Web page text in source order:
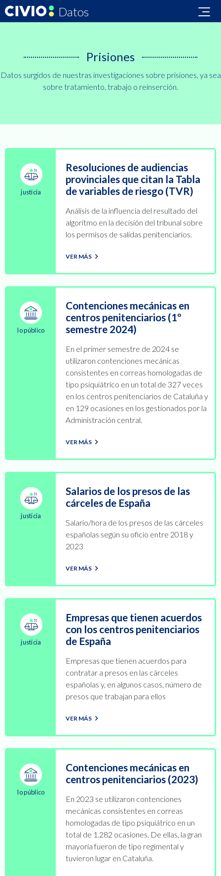
Datos
Sobre
Civio
Datos
Prisiones
Datos surgidos de nuestras investigaciones sobre prisiones, ya sea
sobre tratamiento, trabajo o reinserción.
justicia
Resoluciones de audiencias
provinciales que citan la Tabla
de variables de riesgo (TVR)
Análisis de la influencia del resultado del
algoritmo en la decisión del tribunal sobre
los permisos de salidas penitenciarios.
VER MÁS
lo público
Contenciones mecánicas en
centros penitenciarios (1º
semestre 2024)
En el primer semestre de 2024 se
utilizaron contenciones mecánicas
consistentes en correas homologadas de
tipo psiquiátrico en un total de 327 veces
en los centros penitenciarios de Cataluña y
en 129 ocasiones en los gestionados por la
Administración central.
VER MÁS
justicia
Salarios de los presos de las
cárceles de España
Salario/hora de los presos de las cárceles
españolas según su oficio entre 2018 y
2023
VER MÁS
justicia
Empresas que tienen acuerdos
con los centros penitenciarios
de España
Empresas que tienen acuerdos para
contratar a presos en las cárceles
españolas y, en algunos casos, número de
presos que trabajan para ellos
VER MÁS
lo público
Contenciones mecánicas en
centros penitenciarios (2023)
En 2023 se utilizaron contenciones
mecánicas consistentes en correas
homologadas de tipo psiquiátrico en un
total de 1.282 ocasiones. De ellas, la gran
mayoría fueron de tipo regimental y
tuvieron lugar en Cataluña.